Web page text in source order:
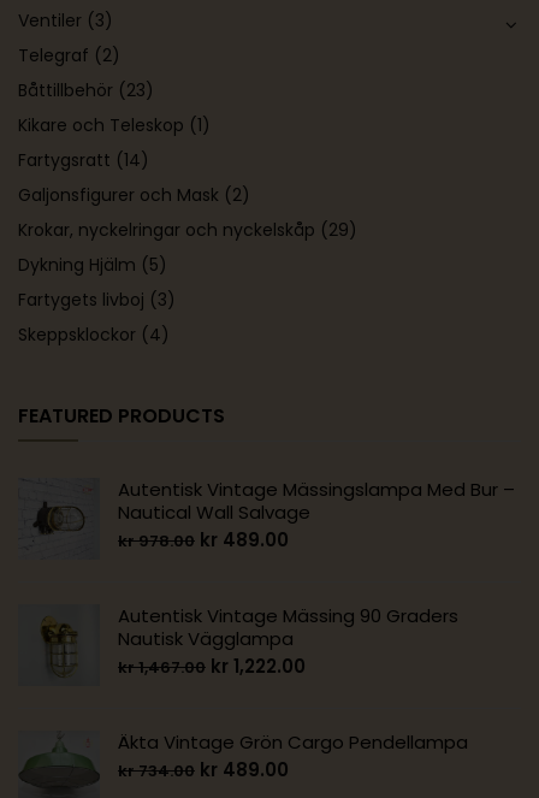
Ventiler (3)
Telegraf (2)
Båttillbehör (23)
Kikare och Teleskop (1)
Fartygsratt (14)
Galjonsfigurer och Mask (2)
Krokar, nyckelringar och nyckelskåp (29)
Dykning Hjälm (5)
Fartygets livboj (3)
Skeppsklockor (4)
FEATURED PRODUCTS
Autentisk Vintage Mässingslampa Med Bur –
Nautical Wall Salvage
kr978.00 kr 489.00
Autentisk Vintage Mässing 90 Graders
Nautisk Vägglampa
kr1,467.00 kr 1,222.00
Äkta Vintage Grön Cargo Pendellampa
kr734.00 kr 489.00